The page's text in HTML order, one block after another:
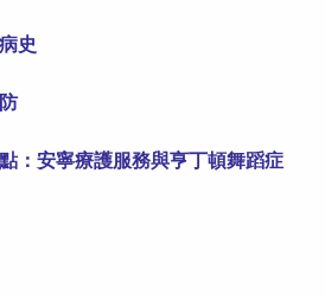
史
：安寧療護服務與亨丁頓舞蹈症